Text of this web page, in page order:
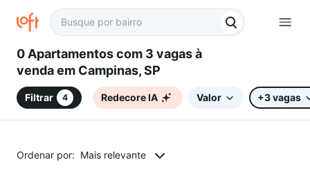
0 Apartamentos com 3 vagas à
venda em Campinas, SP
Filtrar 4 Redecore IA Valor +3 vagas
Ordenar por: Mais relevante